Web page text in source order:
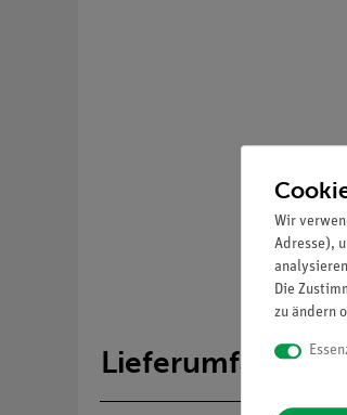
Lieferumfang
Wir
Adresse),
Die
zu ändern